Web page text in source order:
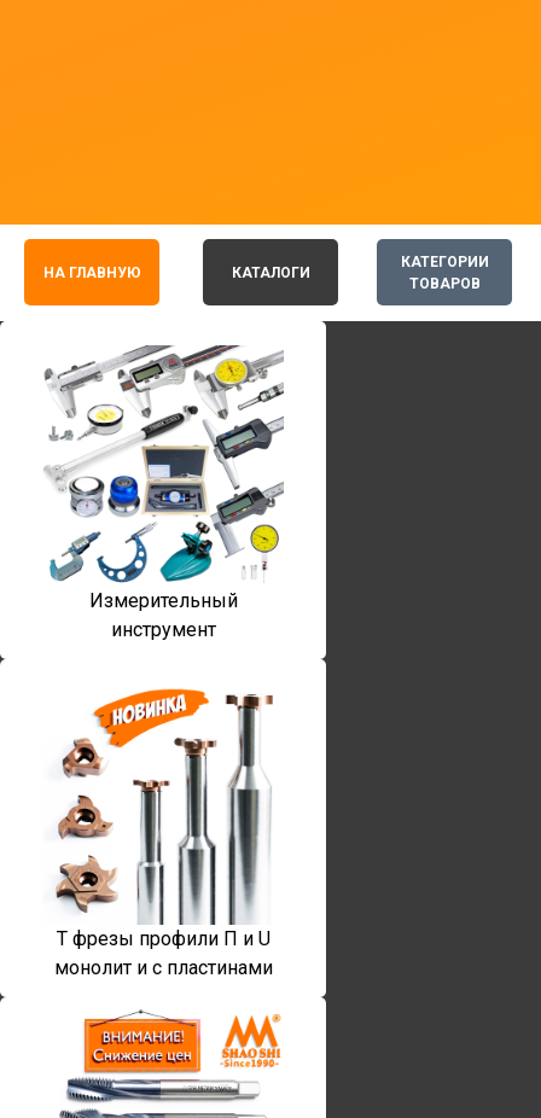
КАТЕГОРИИ
ТОВАРОВ
НА ГЛАВНУЮ КАТАЛОГИ
Измерительный
инструмент
T фрезы профили П и U
монолит и с пластинами